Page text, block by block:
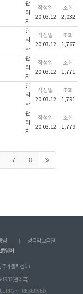
관
리
자
작성일
20.03.12
조회
2,032
관
리
자
작성일
20.03.12
조회
1,767
관
리
자
작성일
20.03.12
조회
1,771
관
리
자
작성일
20.03.12
조회
1,791
관
리
자
작성일
20.03.12
조회
1,779
7 8
침
성음악 교육원
웨어
주가톨릭센터)
1932(관리국)
RIGHT RESERVED.